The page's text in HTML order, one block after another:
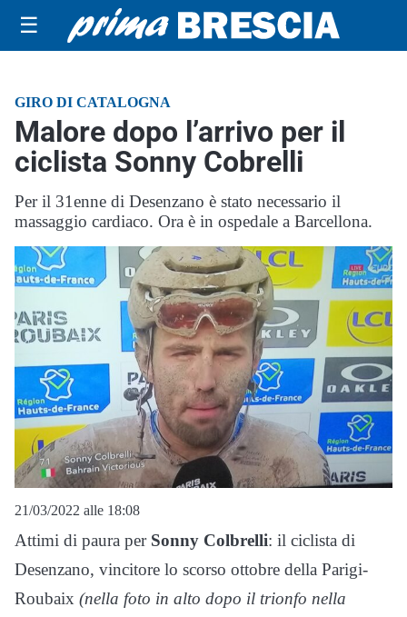
☰
GIRO DI CATALOGNA
Malore dopo l’arrivo per il
ciclista Sonny Cobrelli
Per il 31enne di Desenzano è stato necessario il
massaggio cardiaco. Ora è in ospedale a Barcellona.
21/03/2022 alle 18:08
Attimi di paura per Sonny Colbrelli: il ciclista di
Desenzano, vincitore lo scorso ottobre della Parigi-
Roubaix (nella foto in alto dopo il trionfo nella